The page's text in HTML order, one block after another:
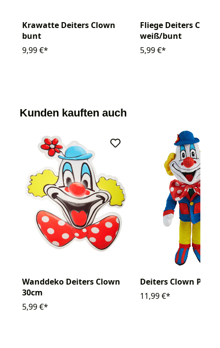
Krawatte Deiters Clown
bunt
9,99 €*
Fliege Deiters Clown
weiß/bunt
5,99 €*
Kunden kauften auch
Wanddeko Deiters Clown
30cm
5,99 €*
Deiters Clown
11,99 €*